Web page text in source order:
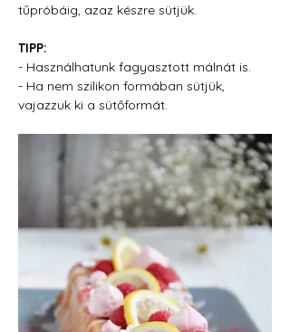
tűpróbáig, azaz készre sütjük.
TIPP:
- Használhatunk fagyasztott málnát is.
- Ha nem szilikon formában sütjük,
vajazzuk ki a sütőformát.